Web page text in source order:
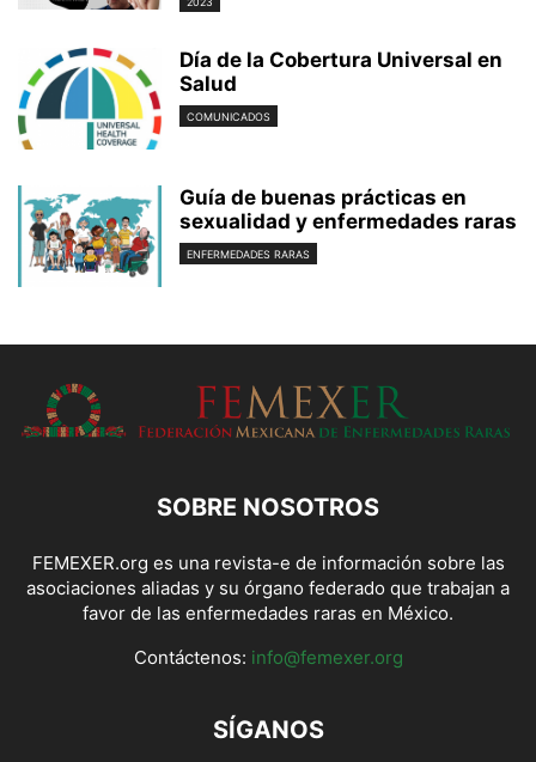
Día de la Cobertura Universal en
Salud
COMUNICADOS
Guía de buenas prácticas en
sexualidad y enfermedades raras
ENFERMEDADES RARAS
SOBRE NOSOTROS
FEMEXER.org es una revista-e de información sobre las
asociaciones aliadas y su órgano federado que trabajan a
favor de las enfermedades raras en México.
Contáctenos: info@femexer.org
SÍGANOS